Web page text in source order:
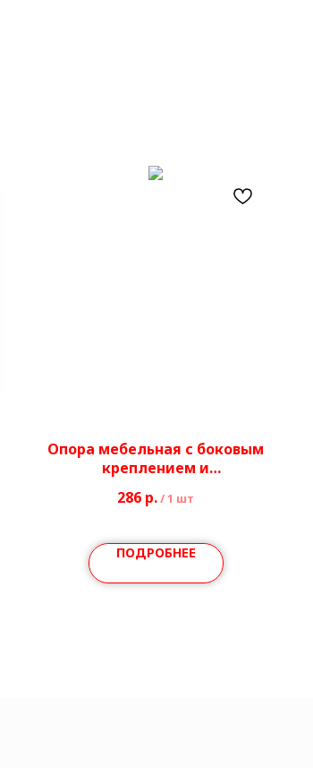
Опора мебельная с боковым
креплением и
комплектации Ø51 мм, h710-
286 р./1 шт
ПОДРОБНЕЕ